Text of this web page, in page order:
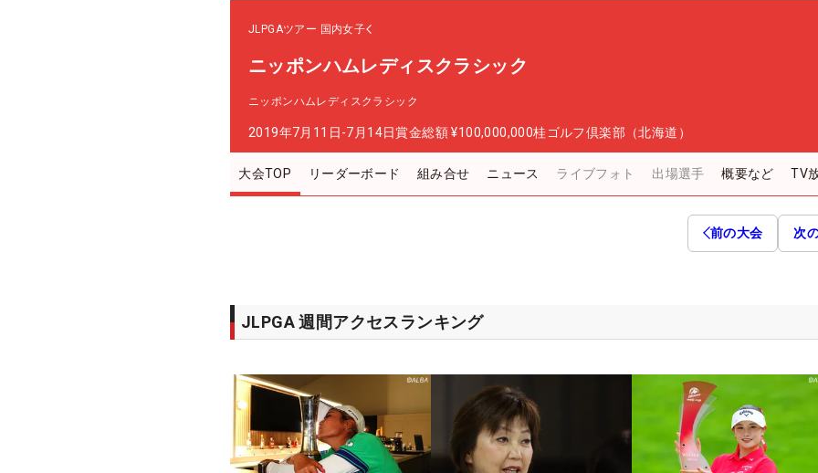
JLPGAツアー 国内女子
ニッポンハムレディスクラシック
ニッポンハムレディスクラシック
2019年7月11日-7月14日賞金総額 ¥100,000,000桂ゴルフ倶楽部（北海道）
大会TOP リーダーボード 組み合せ ニュース ライブフォト 出場選手 概要など TV
前の大会 次
JLPGA 週間アクセスランキング